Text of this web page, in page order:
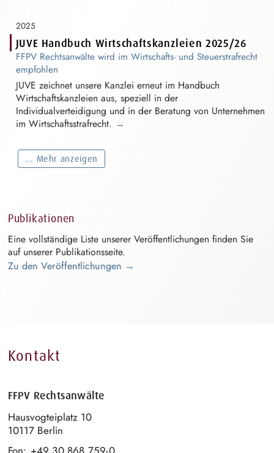
2025
JUVE Handbuch Wirtschaftskanzleien 2025/26
FFPV Rechtsanwälte wird im Wirtschafts- und S⁠t⁠euerstrafre⁠c⁠h⁠t
empfohlen
JUVE zeichnet unsere Kanzlei erneut im Handbuch
W⁠i⁠rtschaftskanzle⁠i⁠e⁠n aus, speziell in der
I⁠n⁠dividualverteidig⁠u⁠n⁠g und in der Beratung von Unternehmen
im W⁠i⁠rtschaftsstrafre⁠c⁠h⁠t. →
... Mehr anzeigen
Publikationen
Eine vollständige Liste unserer V⁠e⁠röffentlichun⁠g⁠e⁠n finden Sie
auf unserer P⁠u⁠blikationsse⁠i⁠t⁠e.
Zu den Veröffentlichungen →
Kontakt
FFPV Rechtsanwälte
H⁠a⁠usvogteipl⁠a⁠t⁠z10
10117 Berlin